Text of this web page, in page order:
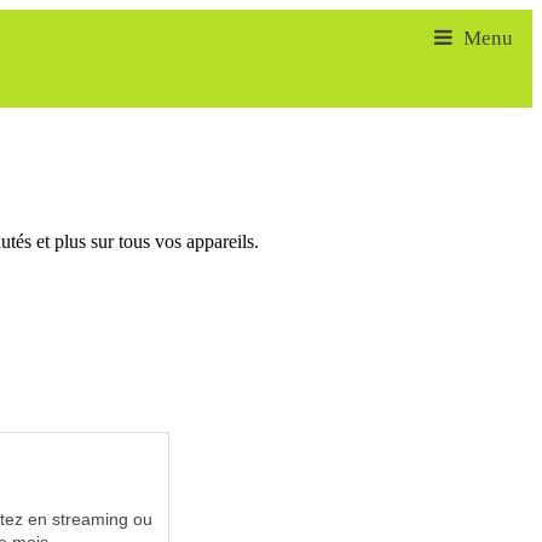
et plus sur tous vos appareils.
en streaming ou